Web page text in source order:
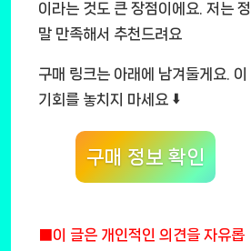
이라는 것도 큰 장점이에요. 저는 정
말 만족해서 추천드려요
구매 링크는 아래에 남겨둘게요. 이
기회를 놓치지 마세요 ⬇️
구매 정보 확인
■이 글은 개인적인 의견을 자유롭